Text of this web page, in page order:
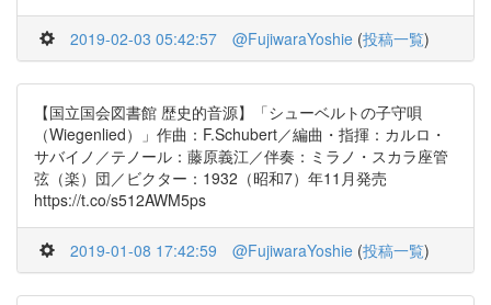
2019-02-03 05:42:57 @FujiwaraYoshie (投稿一覧)
【国立国会図書館 歴史的音源】「シューベルトの子守唄
（Wiegenlied）」作曲：F.Schubert／編曲・指揮：カルロ・
サバイノ／テノール：藤原義江／伴奏：ミラノ・スカラ座管
弦（楽）団／ビクター：1932（昭和7）年11月発売
https://t.co/s512AWM5ps
2019-01-08 17:42:59 @FujiwaraYoshie (投稿一覧)